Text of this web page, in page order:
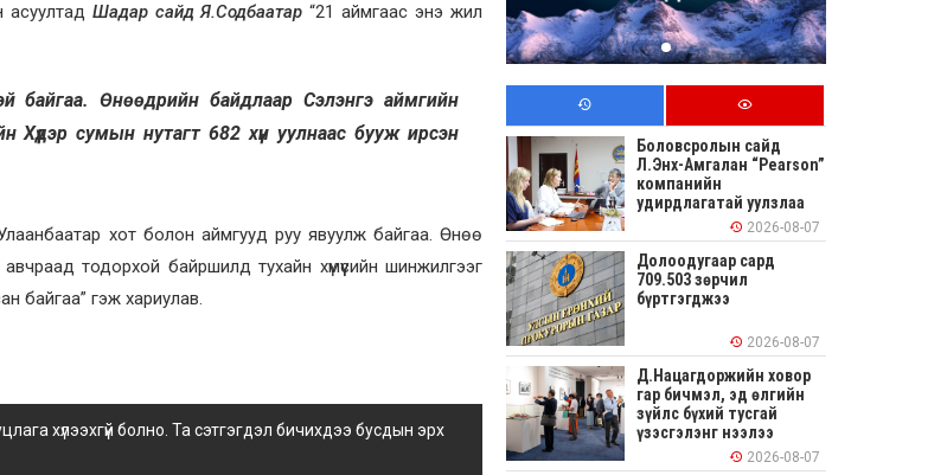
Шадар сайд Я.Содбаатар “21 аймгаас энэ жил
байгаа. Өнөөдрийн байдлаар Сэлэнгэ аймгийн
сумын нутагт 682 хүн уулнаас бууж ирсэн
хот болон аймгууд руу явуулж байгаа. Өнөө
тодорхой байршилд тухайн хүмүүсийн шинжилгээг
байгаа” гэж хариулав.
хүлээхгүй болно. Та сэтгэгдэл бичихдээ бусдын эрх
Боловсролын сайд
Л.Энх-Амгалан “Pearson”
компанийн
удирдлагатай уулзлаа
2026-08-07
Долоодугаар сард
709.503 зөрчил
бүртгэгджээ
2026-08-07
Д.Нацагдоржийн ховор
гар бичмэл, эд өлгийн
зүйлс бүхий тусгай
үзэсгэлэнг нээлээ
2026-08-07